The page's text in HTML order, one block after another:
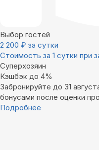
Выбор гостей
2 200 ₽ за сутки
Стоимость за 1 сутки при
Суперхозяин
Кэшбэк до 4%
Забронируйте до 31
бонусами после оценки
Подробнее